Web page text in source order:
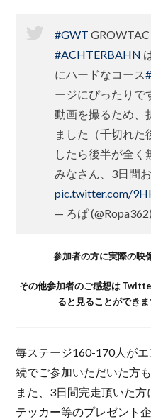
#GWT
#ACHTERBAHN
にハードなコース
ージにぴったりで
動画を撮るため、
ました（千切れた
したら後半が全く
みなさん、3日間
pic.twitter.com/
— ろぱ (@Ropa362)
参加者の方に実際の映
その他参加者のご感想は
ると見ることができ
毎ステージ160-170人が
続でご参加いただいた方
また、3日間完走頂いた
テッカー等のプレゼント